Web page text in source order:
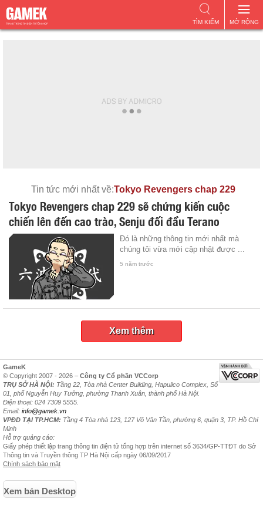
MỞ RỘNG
TÌM KIẾM
Tin tức mới nhất về:Tokyo Revengers chap 229
Tokyo Revengers chap 229 sẽ chứng kiến cuộc
chiến lên đến cao trào, Senju đối đầu Terano
Đó là những thông tin mới nhất mà
chúng tôi vừa mới cập nhật được ...
5 năm trước
Xem thêm
GameK
© Copyright 2007 - 2026 – Công ty Cổ phần VCCorp
TRỤ SỞ HÀ NỘI: Tầng 22, Tòa nhà Center Building, Hapulico Complex, Số
01, phố Nguyễn Huy Tưởng, phường Thanh Xuân, thành phố Hà Nội.
Điện thoại: 024 7309 5555.
Email: info@gamek.vn
VPĐD TẠI TP.HCM: Tầng 4 Tòa nhà 123, 127 Võ Văn Tần, phường 6, quận 3, TP. Hồ Chí
Minh
Hỗ trợ quảng cáo:
Giấy phép thiết lập trang thông tin điện tử tổng hợp trên internet số 3634/GP-TTĐT do Sở
Thông tin và Truyền thông TP Hà Nội cấp ngày 06/09/2017
Chính sách bảo mật
Xem bản Desktop